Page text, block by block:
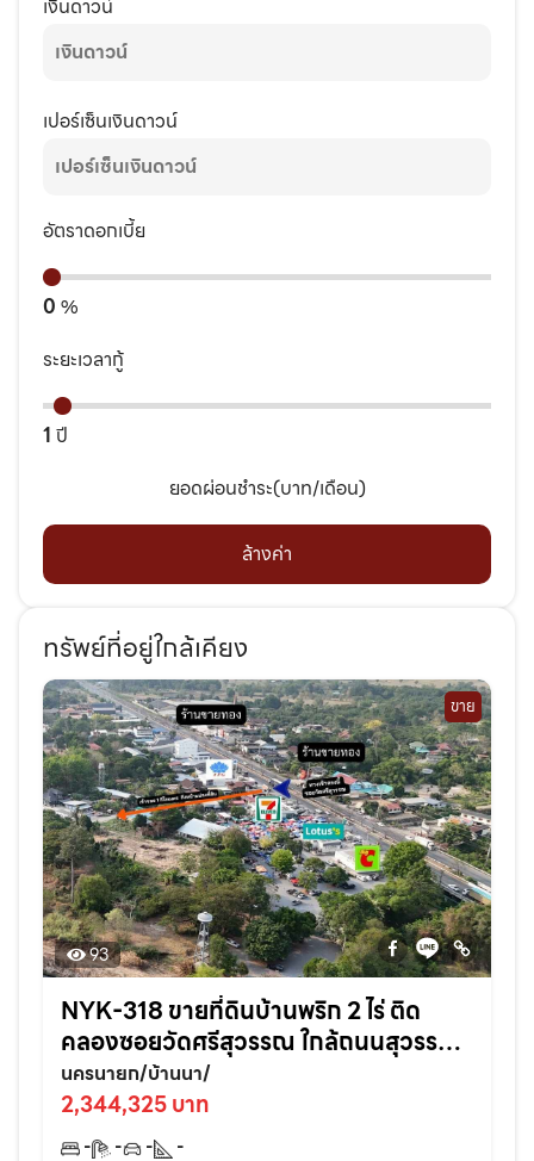
เงินดาวน์
เปอร์เซ็นเงินดาวน์
อัตราดอกเบี้ย
0 %
ระยะเวลากู้
1 ปี
ยอดผ่อนชำระ(บาท/เดือน)
ล้างค่า
ทรัพย์ที่อยู่ใกล้เคียง
ขาย
93
NYK-318 ขายที่ดินบ้านพริก 2 ไร่ ติด
คลองซอยวัดศรีสุวรรณ ใกล้ถนนสุวรรณ
ศร33-500เมตร อ.บ้านนา จ.นครนายก
นครนายก/บ้านนา/
2,344,325 บาท
- - -
-